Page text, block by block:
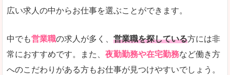
エンジニア職の求人においては、ほかにない専門
求人数が少ないので、逆に探しやすいといった一
広い求人の中からお仕事を選ぶことができます。
中でも営業職の求人が多く、 営業職を探している方には非
常におすすめです。また、 夜勤勤務や在宅勤務など働き方
へのこだわりがある方もお仕事が見つけやすいでしょう。